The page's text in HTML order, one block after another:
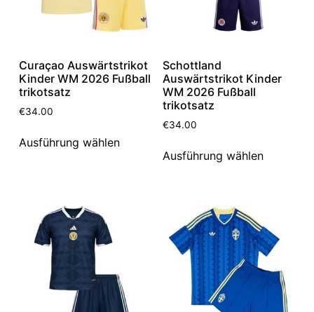
Curaçao Auswärtstrikot
Kinder WM 2026 Fußball
trikotsatz
€34.00
Ausführung wählen
Schottland
Auswärtstrikot Kinder
WM 2026 Fußball
trikotsatz
€34.00
Ausführung wählen